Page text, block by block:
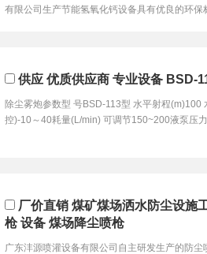
有限公司生产节能氢氧化钙设备具有优良的环保
供应 优质供应商 专业设备 BSD-
除尘雾炮参数型 号BSD-113型 水平射程(m)100
控)-10～40耗量(L/min) 可调节150~200液泵压
厂价直销 煤矿煤场洒水防尘设施
枪 设备 煤场降尘喷枪
广东沣源喷灌设备有限公司自主研发生产的防